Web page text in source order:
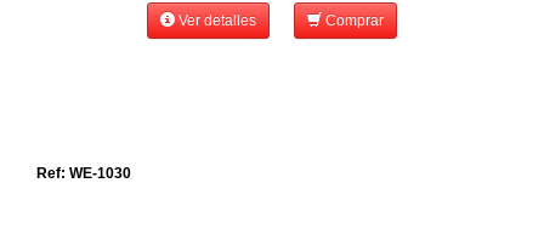
Ver detalles Comprar
Ref: WE-1030